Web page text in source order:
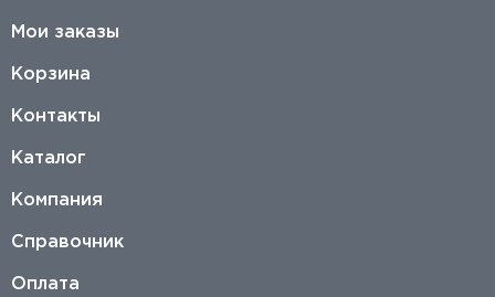
Мои заказы
Корзина
Контакты
Каталог
Компания
Справочник
Оплата